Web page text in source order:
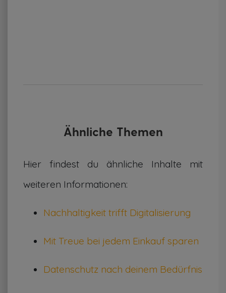
Ähnliche Themen
Hier findest du ähnliche Inhalte mit
weiteren Informationen:
Nachhaltigkeit trifft Digitalisierung
Mit Treue bei jedem Einkauf sparen
Datenschutz nach deinem Bedürfnis